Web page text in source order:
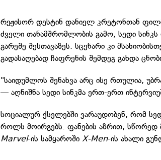
რეჟისორ დესტინ დანიელ კრეტონთან
ძველი თანამშრომლობის გამო, სედი
გარეშე შესთავაზეს. სცენარი კი
გადასაღებად ჩაფრენის შემდეგ გახდა
"საიდუმლოს შენახვა არც ისე რთულია,
— აღნიშნა სედი სინკმა ერთ-ერთ
სოციალურ ქსელებში ვარაუდობენ, რომ
როლს მოირგებს. ფანების აზრით, სწორედ
Marvel-ის სამყაროში X-Men-ის ახალი